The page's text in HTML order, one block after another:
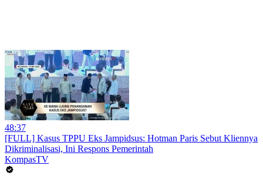
48:37
[FULL] Kasus TPPU Eks Jampidsus: Hotman Paris Sebut Kliennya
Dikriminalisasi, Ini Respons Pemerintah
KompasTV